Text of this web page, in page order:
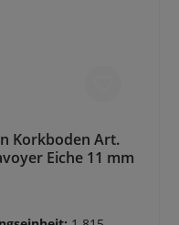
Korkboden Art.
Eiche 11 mm